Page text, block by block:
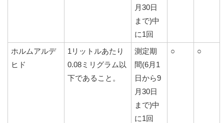
月30日
まで)中
に1回
ホルムアルデ
ヒド
1リットルあたり
0.08ミリグラム以
下であること。
測定期
間(6月1
日から9
月30日
まで)中
に1回
○ ○